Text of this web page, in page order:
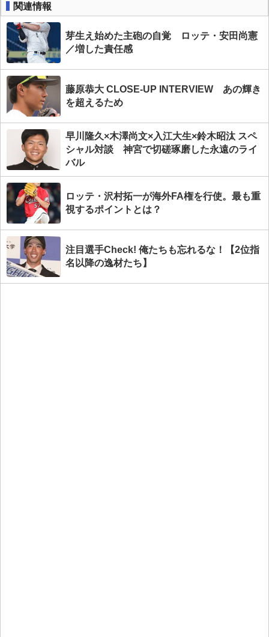
関連情報
芽生え始めた主砲の自覚 ロッテ・安田尚憲
／増した責任感
藤原恭大 CLOSE-UP INTERVIEW あの輝き
を超えるため
早川隆久×木澤尚文×入江大生×鈴木昭汰 スペ
シャル対談 神宮で切磋琢磨した永遠のライ
バル
ロッテ・沢村拓一が海外FA権を行使。最も重
視するポイントとは？
注目選手Check! 俺たちも忘れるな！【2位指
名以降の逸材たち】